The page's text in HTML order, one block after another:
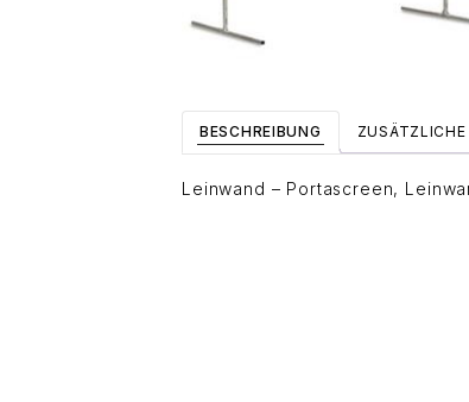
BESCHREIBUNG
Leinwand – Portascreen,